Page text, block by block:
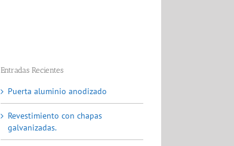
Entradas Recientes
Puerta aluminio anodizado
Revestimiento con chapas
galvanizadas.